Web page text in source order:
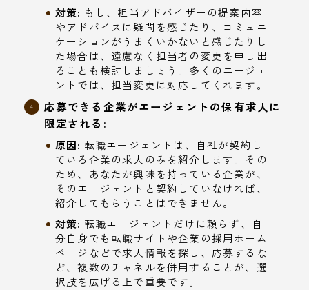
対策: もし、担当アドバイザーの提案内容
やアドバイスに疑問を感じたり、コミュニ
ケーションがうまくいかないと感じたりし
た場合は、遠慮なく担当者の変更を申し出
ることも検討しましょう。多くのエージェ
ントでは、担当変更に対応してくれます。
応募できる企業がエージェントの保有求人に
限定される:
原因: 転職エージェントは、自社が契約し
ている企業の求人のみを紹介します。その
ため、あなたが興味を持っている企業が、
そのエージェントと契約していなければ、
紹介してもらうことはできません。
対策: 転職エージェントだけに頼らず、自
分自身でも転職サイトや企業の採用ホーム
ページなどで求人情報を探し、応募するな
ど、複数のチャネルを併用することが、選
択肢を広げる上で重要です。